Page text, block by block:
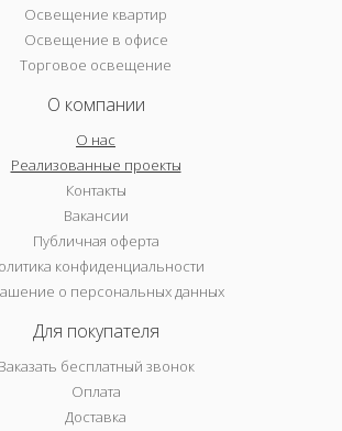
Освещение квартир
Освещение в офисе
Торговое освещение
О компании
О нас
Реализованные проекты
Контакты
Вакансии
Публичная оферта
конфиденциальности
о персональных данных
Для покупателя
Заказать бесплатный звонок
Оплата
Доставка